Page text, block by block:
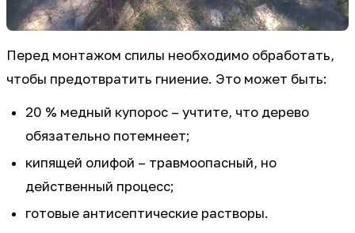
Перед монтажом спилы необходимо обработать,
чтобы предотвратить гниение. Это может быть:
20 % медный купорос – учтите, что дерево
обязательно потемнеет;
кипящей олифой – травмоопасный, но
действенный процесс;
готовые антисептические растворы.